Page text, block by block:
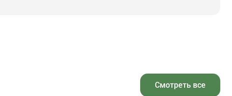
Смотреть все